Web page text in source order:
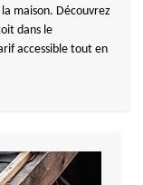
maison. Découvrez
dans le
accessible tout en